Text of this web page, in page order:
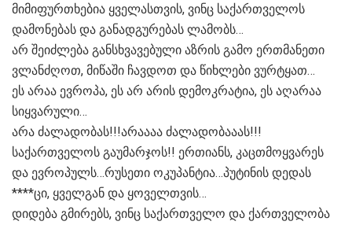
მიმიფურთხებია ყველასთვის, ვინც საქართველოს
დამონებას და განადგურებას ლამობს…
არ შეიძლება განსხვავებული აზრის გამო ერთმანეთი
ვლანძღოთ, მიწაში ჩავდოთ და წიხლები ვურტყათ…
ეს არაა ევროპა, ეს არ არის დემოკრატია, ეს აღარაა
სიყვარული…
არა ძალადობას!!!არაააა ძალადობააას!!!
საქართველოს გაუმარჯოს!! ერთიანს, კაცთმოყვარეს
და ევროპულს…რუსეთი ოკუპანტია…პუტინის დედას
****ცი, ყველგან და ყოველთვის…
დიდება გმირებს, ვინც საქართველო და ქართველობა